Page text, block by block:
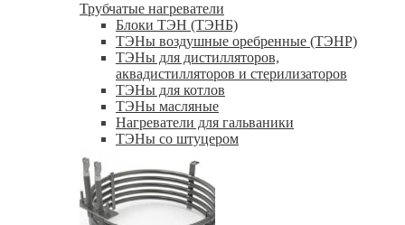
Трубчатые нагреватели
Блоки ТЭН (ТЭНБ)
ТЭНы воздушные оребренные (ТЭНР)
ТЭНы для дистилляторов,
аквадистилляторов и стерилизаторов
ТЭНы для котлов
ТЭНы масляные
Нагреватели для гальваники
ТЭНы со штуцером